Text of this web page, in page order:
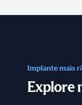
Implante mais
Explore